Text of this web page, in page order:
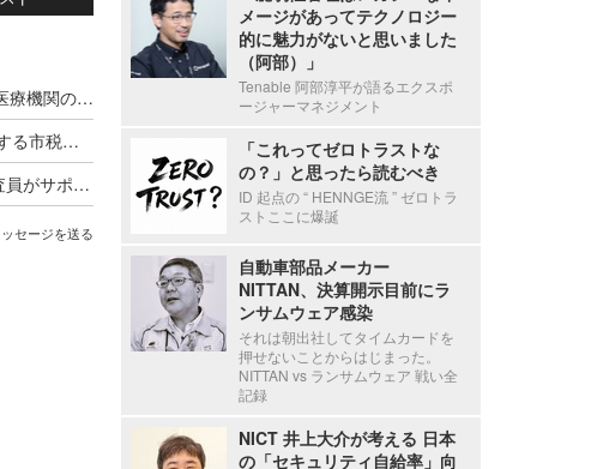
宇都宮病院職員の患者情報利用による別医療機関のダイレクトメール郵送、調査の結果 直接的金銭的利益の受領が無いことを確認
停職1ヶ月 ～ 市職員が飲食店関係者に関する市税等の情報を口外
海外貨物検査と契約する有機JAS認証審査員がサポート詐欺被害
セージを送る
メージがあってテクノロジー
的に魅力がないと思いました
（阿部）」
Tenable 阿部淳平が語るエクスポ
ージャーマネジメント
「これってゼロトラストな
の？」と思ったら読むべき
ID 起点の “ HENNGE流 ” ゼロトラ
ストここに爆誕
自動車部品メーカー
NITTAN、決算開示目前にラ
ンサムウェア感染
それは朝出社してタイムカードを
押せないことからはじまった。
NITTAN vs ランサムウェア 戦い全
記録
NICT 井上大介が考える 日本
の「セキュリティ自給率」向